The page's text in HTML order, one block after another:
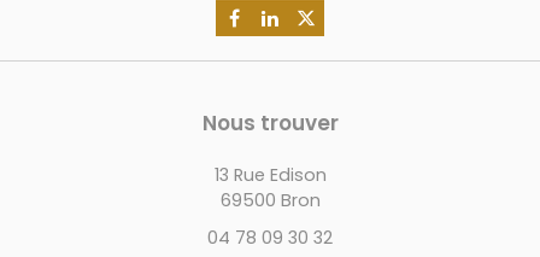
Nous trouver
13 Rue Edison
69500 Bron
04 78 09 30 32